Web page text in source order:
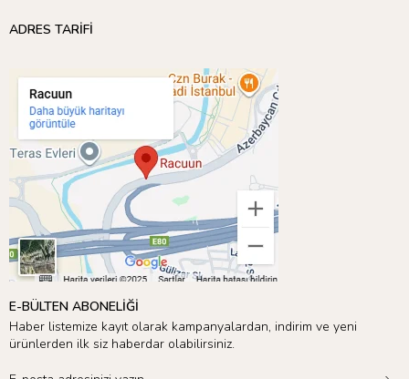
ADRES TARİFİ
E-BÜLTEN ABONELİĞİ
Haber listemize kayıt olarak kampanyalardan, indirim ve yeni
ürünlerden ilk siz haberdar olabilirsiniz.